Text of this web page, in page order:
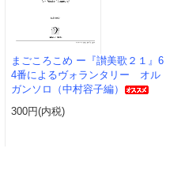
まごころこめ ー『讃美歌２１』6
4番によるヴォランタリー オル
ガンソロ（中村容子編）
300円(内税)